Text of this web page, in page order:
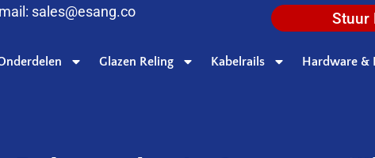
sales@esang.co Stuur
Glazen Reling Kabelrails Hardware &